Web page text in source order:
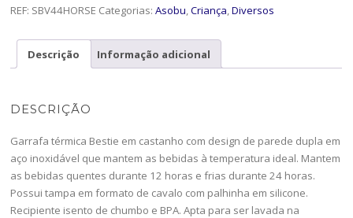
460ml
Horse
SBV44
REF: SBV44HORSE Categorias:Asobu,Criança,Diversos
Descrição Informação adicional
DESCRIÇÃO
Garrafa térmica Bestie em castanho com design de parede dupla em
aço inoxidável que mantem as bebidas à temperatura ideal. Mantem
as bebidas quentes durante 12 horas e frias durante 24 horas.
Possui tampa em formato de cavalo com palhinha em silicone.
Recipiente isento de chumbo e BPA. Apta para ser lavada na